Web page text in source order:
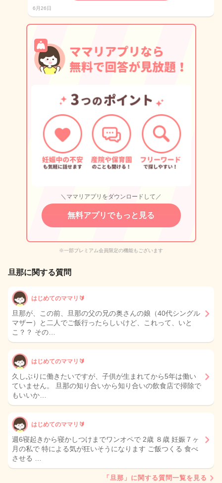
6月26日
＼ママリアプリをダウンロードして／
無料アプリでもっと見る
※一部プレミアム会員限定の機能もございます
旦那に関する質問
はじめてのママリ🔰
旦那が、この前、旦那の父の兄の奥さんの娘（40代シングル
マザー）と二人でご飯行ったらしいけど、これって、いと
こ？？ その…
はじめてのママリ🔰
久しぶりに働きたいですが、子供が生まれてから5年は働い
ていません。 旦那の知り合いから知り合いの飲食店で掃除で
もいいか…
はじめてのママリ🔰
週6寝起きから寝かしつけまでワンオペで 2歳 ８歳 妊娠７ヶ
月の私で 特による気が狂いそうになります ご飯つくる 食べ
させる …
「旦那」に関する質問一覧を見る